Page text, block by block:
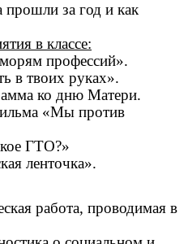
прошли за год и как
в классе:
профессий».
в твоих руках».
ко дню Матери.
«Мы против
ГТО?»
ленточка».
работа, проводимая в